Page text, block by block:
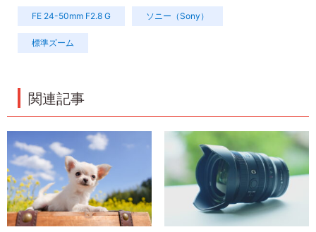
FE 24-50mm F2.8 G ソニー（Sony）
標準ズーム
関連記事